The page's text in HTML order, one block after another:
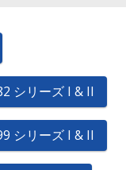
シリーズ I & II
シリーズ I & II